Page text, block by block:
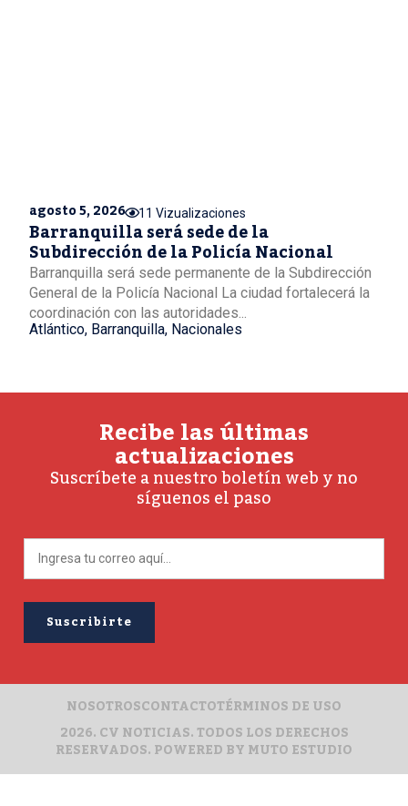
agosto 5, 2026 11 Vizualizaciones
Barranquilla será sede de la
Subdirección de la Policía Nacional
Barranquilla será sede permanente de la Subdirección
General de la Policía Nacional La ciudad fortalecerá la
coordinación con las autoridades...
Atlántico, Barranquilla, Nacionales
Recibe las últimas
actualizaciones
Suscríbete a nuestro boletín web y no
síguenos el paso
2026. CV NOTICIAS. TODOS LOS DERECHOS
RESERVADOS. POWERED BYMUTO ESTUDIO
NOSOTROSCONTACTOTÉRMINOS DE USO